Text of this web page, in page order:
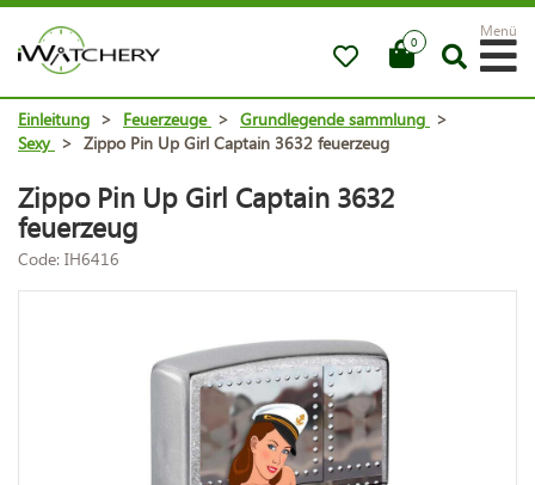
0
Menü
Einleitung > Feuerzeuge > Grundlegende sammlung >
Sexy > Zippo Pin Up Girl Captain 3632 feuerzeug
Zippo Pin Up Girl Captain 3632
feuerzeug
Code: IH6416